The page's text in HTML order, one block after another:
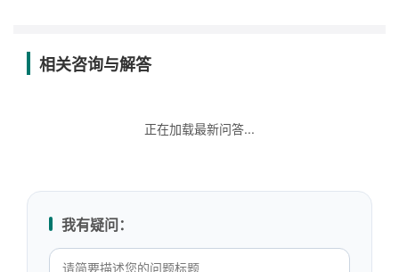
相关咨询与解答
正在加载最新问答...
我有疑问：